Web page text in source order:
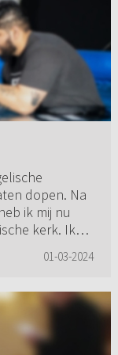
dopen. Na
ik mij nu
kerk. Ik
01-03-2024